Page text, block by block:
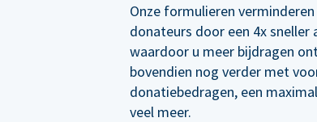
Onze formulieren
donateurs door een 4x sneller
waardoor u meer bijdragen
bovendien nog verder met
donatiebedragen, een
veel meer.